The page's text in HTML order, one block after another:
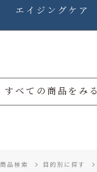
エイジングケア
すべての商品をみる
商品検索 目的別に探す